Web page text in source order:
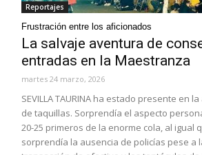
Reportajes
Frustración entre los aficionados
La salvaje aventura de
entradas en la Maestranza
martes 24 marzo, 2026
SEVILLA TAURINA ha estado presente en
de taquillas. Sorprendía el aspecto
20-25 primeros de la enorme cola, al igual
sorprendía la ausencia de policías pese a